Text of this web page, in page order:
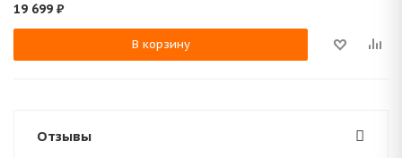
19 699 ₽
В корзину
Отзывы